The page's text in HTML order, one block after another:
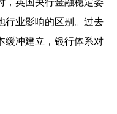
，英国央行金融稳定委
行业影响的区别。过去
缓冲建立，银行体系对